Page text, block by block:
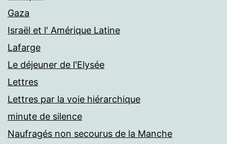
Gaza
Israël et l' Amérique Latine
Lafarge
Le déjeuner de l'Elysée
Lettres
Lettres par la voie hiérarchique
minute de silence
Naufragés non secourus de la Manche